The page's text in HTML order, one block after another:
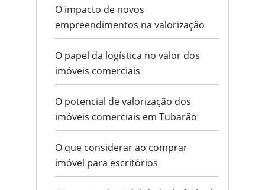
O impacto de novos
empreendimentos na valorização
O papel da logística no valor dos
imóveis comerciais
O potencial de valorização dos
imóveis comerciais em Tubarão
O que considerar ao comprar
imóvel para escritórios